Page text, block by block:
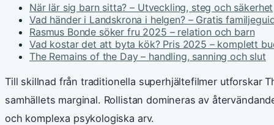
När lär sig barn sitta? – Utveckling, steg och säkerhet
Vad händer i Landskrona i helgen? – Gratis
Rasmus Bonde söker fru 2025 – relation och barn
Vad kostar det att byta kök? Pris 2025 – komplett
The Remains of the Day – handling, sanning och slut
Till skillnad från traditionella superhjältefilmer utforskar
samhällets marginal. Rollistan domineras av
och komplexa psykologiska arv.